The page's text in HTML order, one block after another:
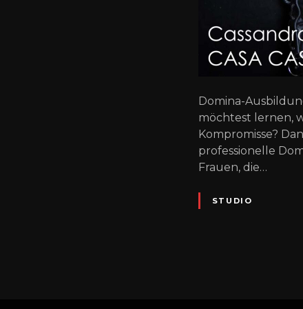
Domina-
möchtest lernen,
Kompromisse?
professionelle
Frauen, die…
STUDIO